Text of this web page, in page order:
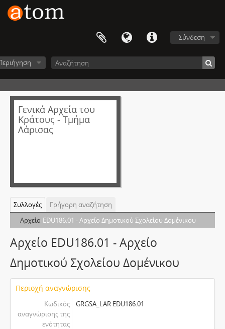
Σύνδεση
Γενικά Αρχεία του
Κράτους - Τμήμα
Λάρισας
Συλλογές
Γρήγορη αναζήτηση
Αρχείο EDU186.01 - Αρχείο Δημοτικού Σχολείου Δομένικου
Αρχείο EDU186.01 - Αρχείο
Δημοτικού Σχολείου Δομένικου
Περιοχή αναγνώρισης
Κωδικός
αναγνώρισης της
ενότητας
GRGSA_LAR EDU186.01